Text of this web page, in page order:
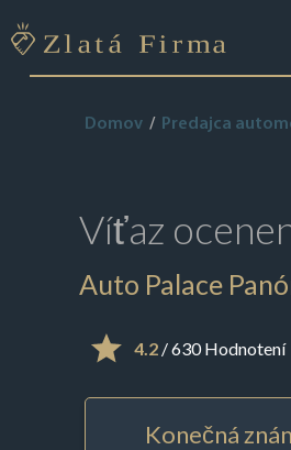
Domov Predajca
Víťaz
Auto Palace
4.2/ 630 Hodnotení
Konečná